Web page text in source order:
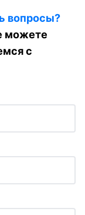
вопросы?
можете
с